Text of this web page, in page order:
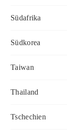
Südafrika
Südkorea
Taiwan
Thailand
Tschechien